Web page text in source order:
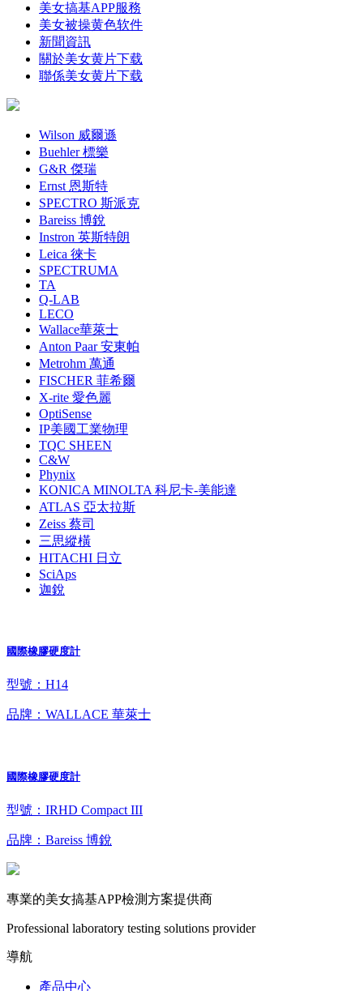
美女搞基APP服務
美女被操黄色软件
新聞資訊
關於美女黄片下载
聯係美女黄片下载
Wilson 威爾遜
Buehler 標樂
G&R 傑瑞
Ernst 恩斯特
SPECTRO 斯派克
Bareiss 博銳
Instron 英斯特朗
Leica 徠卡
SPECTRUMA
TA
Q-LAB
LECO
Wallace華萊士
Anton Paar 安東帕
Metrohm 萬通
FISCHER 菲希爾
X-rite 愛色麗
OptiSense
IP美國工業物理
TQC SHEEN
C&W
Phynix
KONICA MINOLTA 科尼卡-美能達
ATLAS 亞太拉斯
Zeiss 蔡司
三思縱橫
HITACHI 日立
SciAps
迦銳
國際橡膠硬度計
型號：H14
品牌：WALLACE 華萊士
國際橡膠硬度計
型號：IRHD Compact III
品牌：Bareiss 博銳
專業的美女搞基APP檢測方案提供商
Professional laboratory testing solutions provider
導航
產品中心